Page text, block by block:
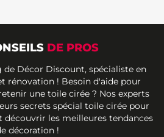
DE PROS
de Décor Discount, spécialiste en
rénovation ! Besoin d'aide pour
une toile cirée ? Nos experts
secrets spécial toile cirée pour
découvrir les meilleures tendances
décoration !